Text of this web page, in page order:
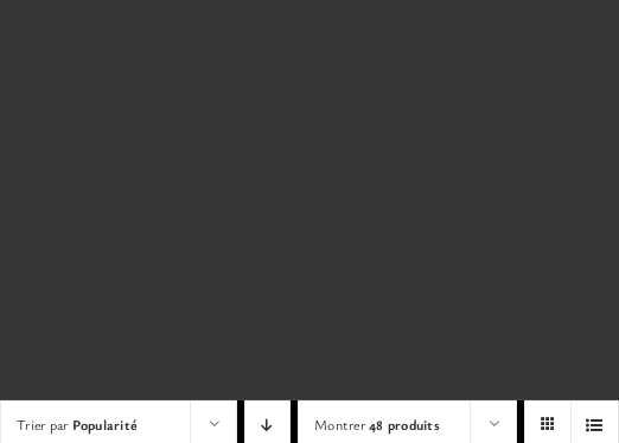
Trier par Popularité Montrer48 produits